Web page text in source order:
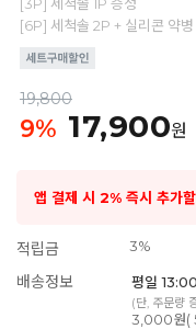
[6P] 세척솔 2P + 실리콘 약
19,800
9% 17,900원
앱 결제 시 2% 즉시 추가
적립금 3%
배송정보 평일
(단, 주문량
3,000원(